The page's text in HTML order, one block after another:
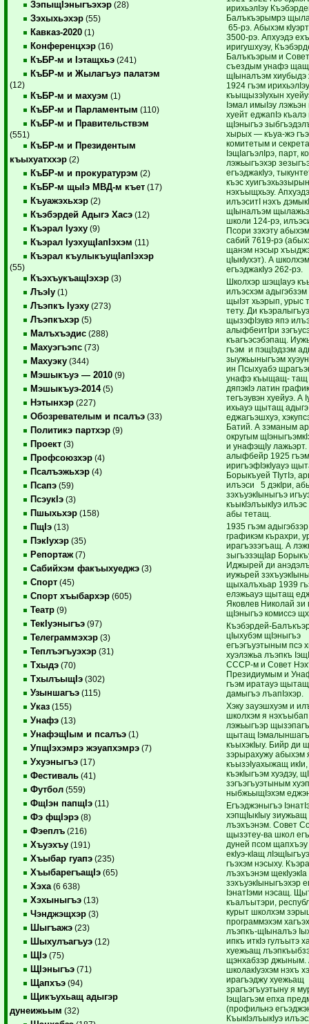
ЗэпыщIэныгъэхэр (28)
Зэхыхьэхэр (55)
Кавказ-2020 (1)
Конференцхэр (16)
КъБР-м и Iэтащхьэ (241)
КъБР-м и Жылагъуэ палатэм
(12)
КъБР-м и махуэм (1)
КъБР-м и Парламентым (110)
КъБР-м и Правительствэм
(551)
КъБР-м и Президентым
къыхуатххэр (2)
КъБР-м и прокуратурэм (2)
КъБР-м щыIэ МВД-м къет (17)
Къуажэхьхэр (2)
Къэбэрдей Адыгэ Хасэ (12)
Къэрал Iуэху (9)
Къэрал IуэхущIапIэхэм (11)
Къэрал къулыкъущIапIэхэр
(55)
КъэхъукъащIэхэр (3)
ЛъэIу (1)
Лъэпкъ Iуэху (273)
Лъэпкъхэр (5)
Малъхъэдис (288)
Махуэгъэпс (73)
Махуэку (344)
Мэшыкъуэ — 2010 (9)
Мэшыкъуэ-2014(5)
Нэтынхэр (227)
Обозревателым и псалъэ (33)
Политикэ партхэр (9)
Проект (3)
Профсоюзхэр (4)
Псалъэжьхэр (4)
Псапэ (59)
ПсэукIэ (3)
Пшыхьхэр (158)
ПщIэ (13)
ПэкIухэр (35)
Репортаж (7)
Сабийхэм факъыхуеджэ (3)
Спорт (45)
Спорт хъыбархэр (605)
Театр (9)
ТекIуэныгъэ (97)
Телеграммэхэр (3)
Теплъэгъуэхэр (31)
Тхыдэ (70)
ТхылъыщIэ (302)
Узыншагъэ (115)
Указ (155)
Унафэ (13)
УнафэщIым и псалъэ (1)
УпщIэхэмрэ жэуапхэмрэ (7)
Ухуэныгъэ (17)
Фестиваль (41)
Футбол (559)
ФщIэн папщIэ (11)
Фэ фщIэрэ (8)
Фэеплъ (216)
Хъуэхъу (191)
Хъыбар гуапэ (235)
ХъыбарегъащIэ (65)
Хэха (6 638)
Хэхыныгъэ (13)
Чэнджэщхэр (3)
Шыгъажэ (23)
Шыхулъагъуэ (12)
ЩIэ (75)
ЩIэныгъэ (71)
Щапхъэ (94)
Щикъухьащ адыгэр
дунеижьым (32)
ирихьэлIэу
Балъкъэрымрэ
65-рэ. Абыхэм
3500-рэ. Апхуэдэ
иригушхуэу,
Балъкъэрым и
съездым унафэ
щIыналъэм хиубыдэ
1924 гъэм
къыщызэIухын
Iэмал имыIэу
хуейт еджапIэ къалэ
щIэныгъэ
хырых — къуа-жэ
комитетым и
IэщIагъэлIрэ, парт,
лэжьыгъэхэр
егъэджакIуэ,
къэс
нэхъыщхьэу.
илъэситI нэхъ
щIыналъэм
школи 124-рэ,
Псори зэхэту
сабий 7619-рэ
щанэм нэсыр
цIыкIухэт). А
егъэджакIуэ 262-рэ.
Школхэр шэщIауэ
илъэсхэм
щыIэт хьэрып, урыс
тету. Ди
щызэфIэувэ япэ
алыфбеитIри
къагъэсэбэпащ.
гъэм и пэщIэдзэм
зыужьыныгъэм
ин Псыхуабэ
унафэ къыщащ- тащ
дяпэкIэ латин
тегъэувэн хуейуэ. А
ихьауэ щытащ
еджагъэшхуэ,
Батий. А зэманым
округым
и унафэщIу
алыфбейр 1925 гъэм
иригъэфIэкIуауэ
Борыкъуей ТIутIэ,
илъэси 5 дэкIри,
зэхъуэкIыныгъэ
къыкIэлъыкIуэ
абы тетащ.
1935 гъэм
графикэм кърахри,
ирагъэзэгъащ. А
зыгъэзэщIар
Иджырей ди
иужьрей
щыхалъхьар 1939
елэжьауэ щытащ
Яковлев Николай зи
щIэныгъэ комиссэ
Къэбэрдей-
цIыхубэм щIэныгъэ
егъэгъуэтыным псэ
хуэлэжьа лъэпкъ
СССР-м и Совет
Президиумым и
гъэм иратауэ
дамыгъэ лъапIэхэр.
Хэку зауэшхуэм и
школхэм я
лэжьыгъэр
щытащ
къыхэкIыу. Бийр ди
зэрырахужу абыхэм
къызэIуахыжащ икIи,
къэкIыгъэм хуэдэу,
зэгъэгъуэтыным
ныбжьыщIэхэм
Егъэджэныгъэ
хэпщIыкIыу зиужьащ
лъэхъэнэм. Совет
щызэтеу-ва школ
дуней псом
екIуэ-кIащ
гъэхэм нэсыху.
лъэхъэнэм щекIуэкIа
зэхъуэкIыныгъэхэр
IэнатIэми нэсащ.
къалъытэри,
курыт школхэм
программэхэм
лъэпкъ-щIыналъэ
ипкъ иткIэ гулъытэ
хуежьащ
щэнхабзэр джыным.
школакIуэхэм нэхъ
ирагъэджу хуежьащ
зрагъэгъуэтыну я
IэщIагъэм епха
(профильнэ
КъыкIэлъыкIуэ